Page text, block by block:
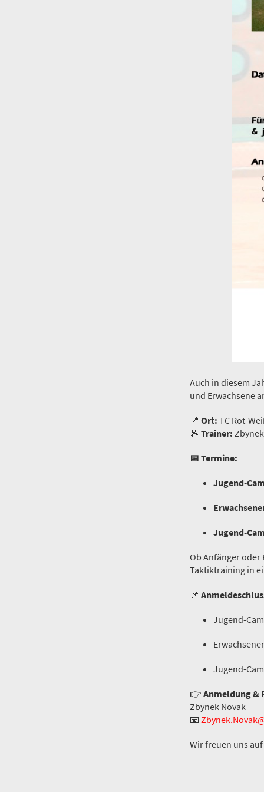
Auch in diesem
und Erwachsene
📍 Ort: TC Rot-
🎾 Trainer:
📅 Termine:
Jugend-
Jugend-
Ob Anfänger oder
Taktiktraining in
📌
Jugend-
Jugend-
👉 Anmeldung &
Zbynek Novak
📧
Wir freuen uns